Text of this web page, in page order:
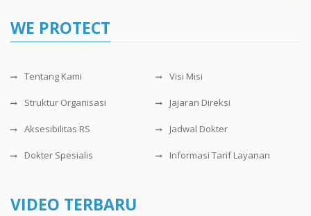
WE PROTECT
Tentang Kami Visi Misi
Struktur Organisasi Jajaran Direksi
Aksesibilitas RS Jadwal Dokter
Dokter Spesialis Informasi Tarif Layanan
VIDEO TERBARU